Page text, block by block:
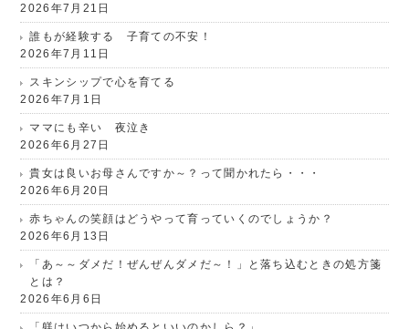
2026年7月21日
誰もが経験する 子育ての不安！
2026年7月11日
スキンシップで心を育てる
2026年7月1日
ママにも辛い 夜泣き
2026年6月27日
貴女は良いお母さんですか～？って聞かれたら・・・
2026年6月20日
赤ちゃんの笑顔はどうやって育っていくのでしょうか？
2026年6月13日
「あ～～ダメだ！ぜんぜんダメだ～！」と落ち込むときの処方箋
とは？
2026年6月6日